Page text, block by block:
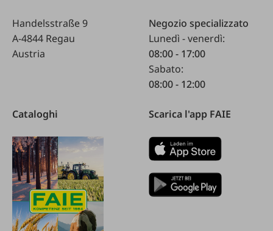
Handelsstraße 9
A-4844 Regau
Austria
Negozio specializzato
Lunedì - venerdì:
08:00 - 17:00
Sabato:
08:00 - 12:00
Cataloghi Scarica l'app FAIE